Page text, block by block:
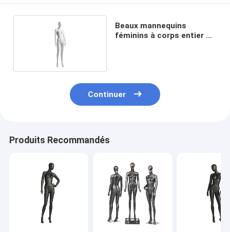
Beaux mannequins
féminins à corps entier en
Continuer
Produits Recommandés